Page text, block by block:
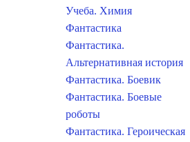
Учеба. Химия
Фантастика
Фантастика.
Альтернативная история
Фантастика. Боевик
Фантастика. Боевые
роботы
Фантастика. Героическая